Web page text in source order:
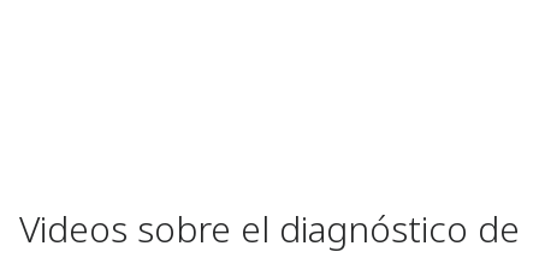
Videos sobre el diagnóstico de